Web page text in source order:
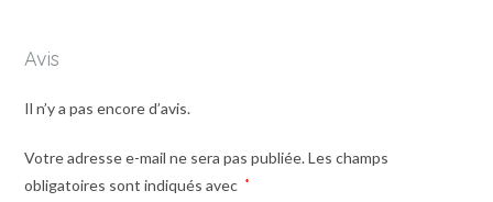
Avis
Il n’y a pas encore d’avis.
Votre adresse e-mail ne sera pas publiée. Les champs
obligatoires sont indiqués avec *